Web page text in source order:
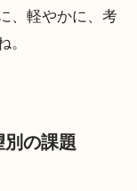
、軽やかに、考
。
別の課題